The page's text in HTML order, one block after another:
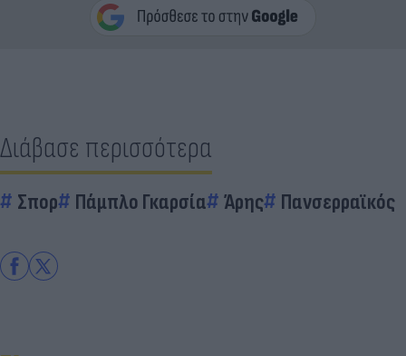
Διάβασε περισσότερα
Σπορ Πάμπλο Γκαρσία Άρης Πανσερραϊκός